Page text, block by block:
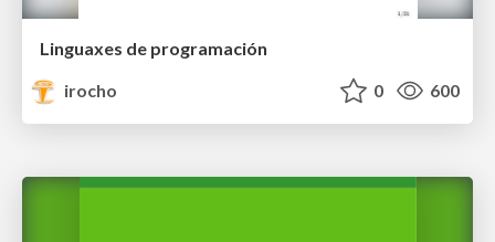
Linguaxes de programación
irocho
0 600